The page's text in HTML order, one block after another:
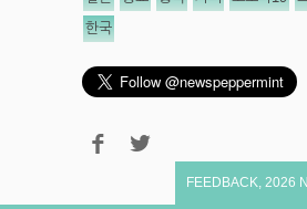
한국
FEEDBACK 2026